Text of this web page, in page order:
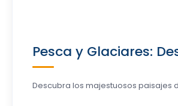
Pesca y Glaciares:
Descubra los majestuosos paisajes